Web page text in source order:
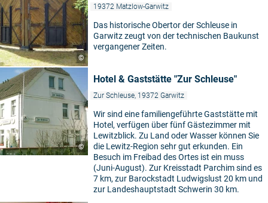
©
19372 Matzlow-Garwitz
Das historische Obertor der Schleuse in
Garwitz zeugt von der technischen Baukunst
vergangener Zeiten.
©
Hotel & Gaststätte "Zur Schleuse"
Zur Schleuse, 19372 Garwitz
Wir sind eine familiengeführte Gaststätte mit
Hotel, verfügen über fünf Gästezimmer mit
Lewitzblick. Zu Land oder Wasser können Sie
die Lewitz-Region sehr gut erkunden. Ein
Besuch im Freibad des Ortes ist ein muss
(Juni-August). Zur Kreisstadt Parchim sind es
7 km, zur Barockstadt Ludwigslust 20 km und
zur Landeshauptstadt Schwerin 30 km.